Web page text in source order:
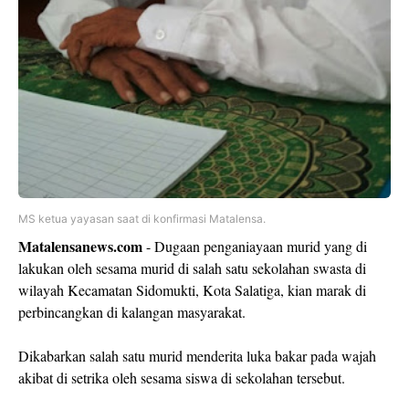
MS ketua yayasan saat di konfirmasi Matalensa.
Matalensanews.com- Dugaan penganiayaan murid yang di
lakukan oleh sesama murid di salah satu sekolahan swasta di
wilayah Kecamatan Sidomukti, Kota Salatiga, kian marak di
perbincangkan di kalangan masyarakat.
Dikabarkan salah satu murid menderita luka bakar pada wajah
akibat di setrika oleh sesama siswa di sekolahan tersebut.